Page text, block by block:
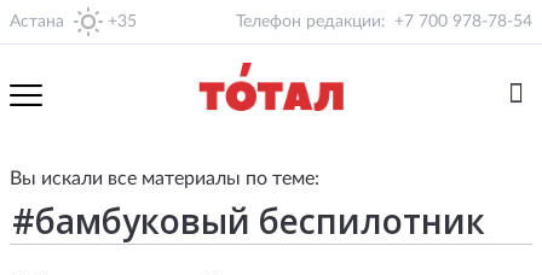
Астана +35 Телефон редакции: +7 700 978-78-54
Вы искали все материалы по теме: